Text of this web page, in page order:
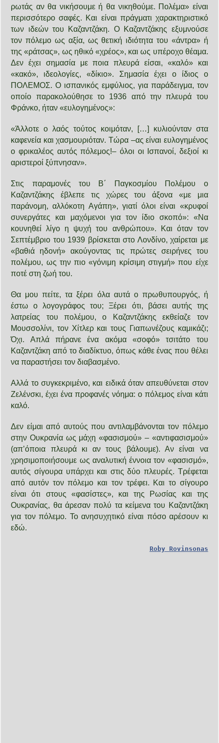
ρωτάς αν θα νικήσουμε ή θα νικηθούμε. Πολέμα» είναι
περισσότερο σαφές. Και είναι πράγματι χαρακτηριστικό
των ιδεών του Καζαντζάκη. Ο Καζαντζάκης εξυμνούσε
τον πόλεμο ως αξία, ως θετική ιδιότητα του «άντρα» ή
της «ράτσας», ως ηθικό «χρέος», και ως υπέροχο θέαμα.
Δεν έχει σημασία με ποια πλευρά είσαι, «καλό» και
«κακό», ιδεολογίες, «δίκιο». Σημασία έχει ο ίδιος ο
ΠΟΛΕΜΟΣ. Ο ισπανικός εμφύλιος, για παράδειγμα, τον
οποίο παρακολούθησε το 1936 από την πλευρά του
Φράνκο, ήταν «ευλογημένος»:
«Άλλοτε ο λαός τούτος κοιμόταν, […] κυλιούνταν στα
καφενεία και χασμουριόταν. Τώρα –ας είναι ευλογημένος
ο φρικαλέος αυτός πόλεμος!– όλοι οι Ισπανοί, δεξιοί κι
αριστεροί ξύπνησαν».
Στις παραμονές του Β΄ Παγκοσμίου Πολέμου ο
Καζαντζάκης έβλεπε τις χώρες του άξονα «με μια
παράνομη, αλλόκοτη Αγάπη», γιατί όλοι είναι «κρυφοί
συνεργάτες και μαχόμενοι για τον ίδιο σκοπό»: «Να
κουνηθεί λίγο η ψυχή του ανθρώπου». Και όταν τον
Σεπτέμβριο του 1939 βρίσκεται στο Λονδίνο, χαίρεται με
«βαθιά ηδονή» ακούγοντας τις πρώτες σειρήνες του
πολέμου, ως την πιο «γόνιμη κρίσιμη στιγμή» που είχε
ποτέ στη ζωή του.
Θα μου πείτε, τα ξέρει όλα αυτά ο πρωθυπουργός, ή
έστω ο λογογράφος του; Ξέρει ότι, βάσει αυτής της
λατρείας του πολέμου, ο Καζαντζάκης εκθείαζε τον
Μουσσολίνι, τον Χίτλερ και τους Γιαπωνέζους καμικάζι;
Όχι. Απλά πήρανε ένα ακόμα «σοφό» τσιτάτο του
Καζαντζάκη από το διαδίκτυο, όπως κάθε ένας που θέλει
να παραστήσει τον διαβασμένο.
Αλλά το συγκεκριμένο, και ειδικά όταν απευθύνεται στον
Ζελένσκι, έχει ένα προφανές νόημα: ο πόλεμος είναι κάτι
καλό.
Δεν είμαι από αυτούς που αντιλαμβάνονται τον πόλεμο
στην Ουκρανία ως μάχη «φασισμού» – «αντιφασισμού»
(απ’όποια πλευρά κι αν τους βάλουμε). Αν είναι να
χρησιμοποιήσουμε ως αναλυτική έννοια τον «φασισμό»,
αυτός σίγουρα υπάρχει και στις δύο πλευρές. Τρέφεται
από αυτόν τον πόλεμο και τον τρέφει. Και το σίγουρο
είναι ότι στους «φασίστες», και της Ρωσίας και της
Ουκρανίας, θα άρεσαν πολύ τα κείμενα του Καζαντζάκη
για τον πόλεμο. Το ανησυχητικό είναι πόσο αρέσουν κι
εδώ.
Roby Rovinsonas